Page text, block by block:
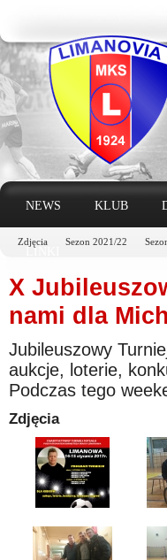
NEWS KLUB
Zdjęcia Sezon 2021/22
LINKI
X
nami dla
Jubileuszowy
aukcje, loterie,
Podczas tego
Zdjęcia